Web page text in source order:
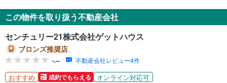
この物件を取り扱う不動産会社
センチュリー21株式会社ゲットハウス
ブロンズ推奨店
-.-- 不動産会社レビュー4件
おすすめ 成約でもらえる オンライン対応可